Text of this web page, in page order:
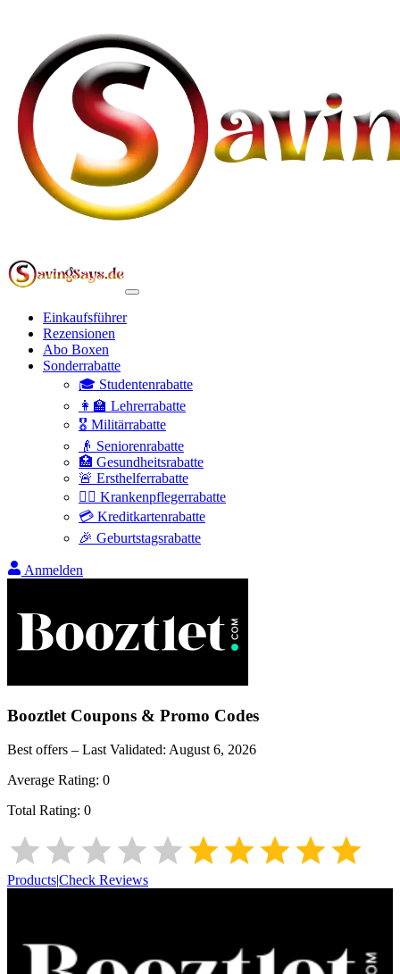
Einkaufsführer
Rezensionen
Abo Boxen
Sonderrabatte
🎓 Studentenrabatte
👩‍🏫 Lehrerrabatte
🎖️ Militärrabatte
👴 Seniorenrabatte
🏥 Gesundheitsrabatte
🚨 Ersthelferrabatte
👩‍⚕️ Krankenpflegerrabatte
💳 Kreditkartenrabatte
🎉 Geburtstagsrabatte
Anmelden
Booztlet Coupons & Promo Codes
Best offers – Last Validated: August 6, 2026
Average Rating: 0
Total Rating: 0
Products|Check Reviews